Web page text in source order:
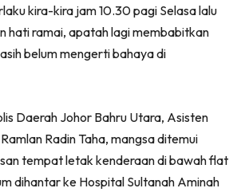
kira-kira jam 10.30 pagi Selasa lalu
hati ramai, apatah lagi membabitkan
belum mengerti bahaya di
Daerah Johor Bahru Utara, Asisten
Radin Taha, mangsa ditemui
tempat letak kenderaan di bawah flat
dihantar ke Hospital Sultanah Aminah